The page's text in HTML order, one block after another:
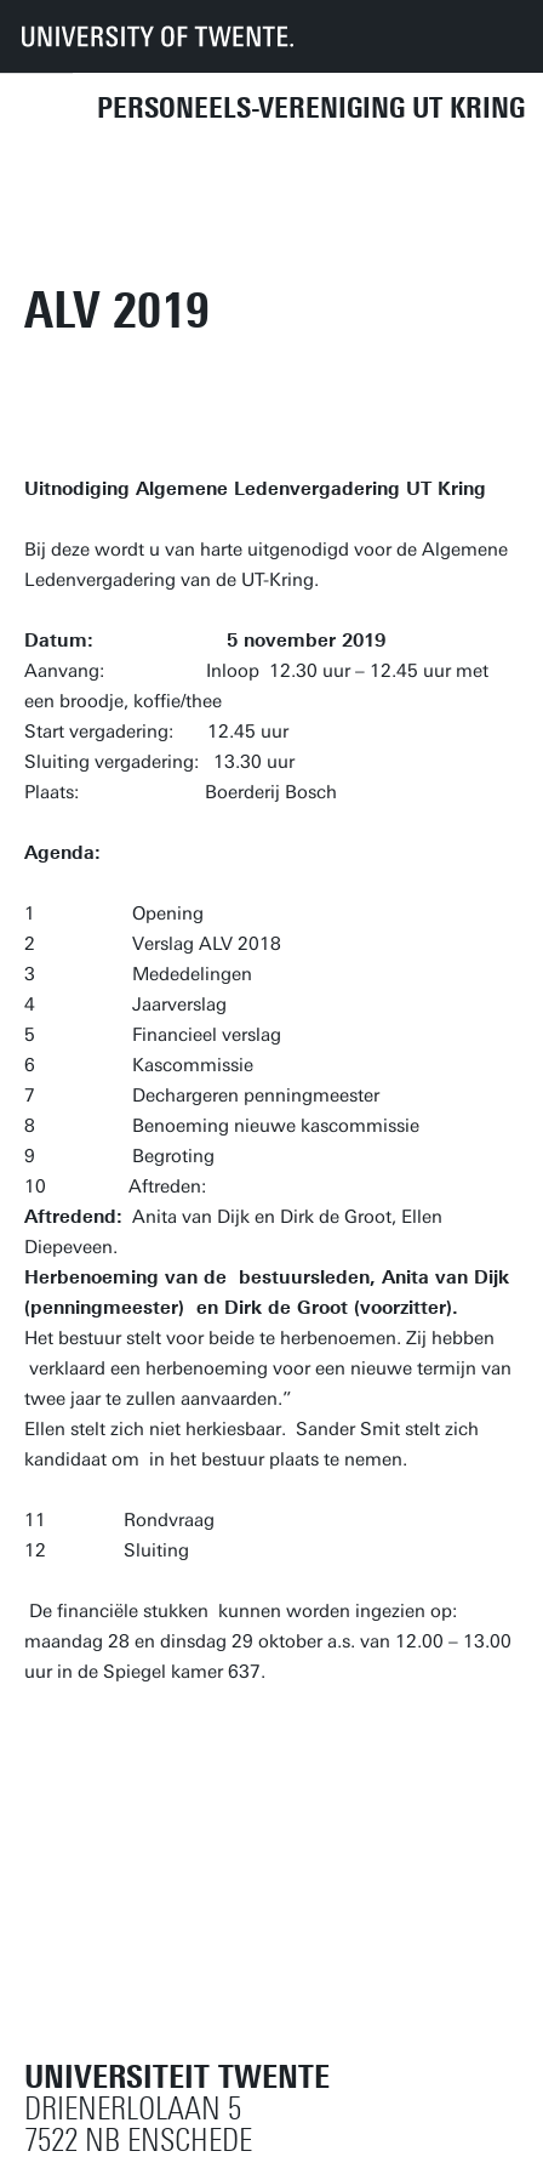
PERSONEELS-VERENIGING UT KRING
UT UT-Kring Archief
Algemene Ledenvergaderingen
ALV 2019
ALV 2019
DIRECT NAAR KOMENDE ACTIVITEITEN
Uitnodiging Algemene Ledenvergadering UT Kring
Bij deze wordt u van harte uitgenodigd voor de Algemene
Ledenvergadering van de UT-Kring.
Datum: 5 november 2019
Aanvang: Inloop 12.30 uur – 12.45 uur met
een broodje, koffie/thee
Start vergadering: 12.45 uur
Sluiting vergadering: 13.30 uur
Plaats: Boerderij Bosch
Agenda:
1 Opening
2 Verslag ALV 2018
3 Mededelingen
4 Jaarverslag
5 Financieel verslag
6 Kascommissie
7 Dechargeren penningmeester
8 Benoeming nieuwe kascommissie
9 Begroting
10 Aftreden:
Aftredend: Anita van Dijk en Dirk de Groot, Ellen
Diepeveen.
Herbenoeming van de bestuursleden, Anita van Dijk
(penningmeester) en Dirk de Groot (voorzitter).
Het bestuur stelt voor beide te herbenoemen. Zij hebben
verklaard een herbenoeming voor een nieuwe termijn van
twee jaar te zullen aanvaarden.”
Ellen stelt zich niet herkiesbaar. Sander Smit stelt zich
kandidaat om in het bestuur plaats te nemen.
11 Rondvraag
12 Sluiting
De financiële stukken kunnen worden ingezien op:
maandag 28 en dinsdag 29 oktober a.s. van 12.00 – 13.00
uur in de Spiegel kamer 637.
UNIVERSITEIT TWENTE
DRIENERLOLAAN 5
7522 NB ENSCHEDE